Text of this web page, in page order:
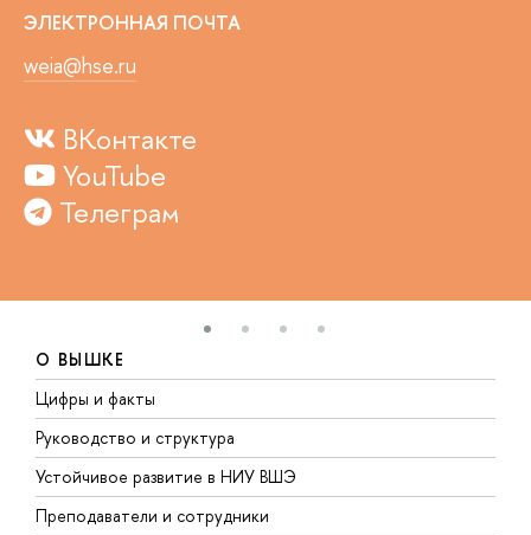
ЭЛЕКТРОННАЯ ПОЧТА
weia@hse.ru
ВКонтакте
YouTube
Телеграм
О ВЫШКЕ
Цифры и факты
Руководство и структура
Устойчивое развитие в НИУ ВШЭ
Преподаватели и сотрудники